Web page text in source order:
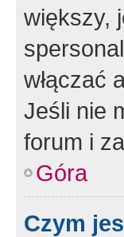
większy,
włączać
Jeśli nie
forum i
Góra
Czym